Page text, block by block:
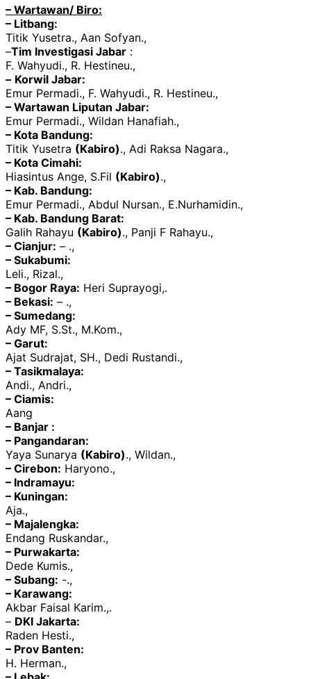
– Wartawan/ Biro:
– Litbang:
Titik Yusetra., Aan Sofyan.,
–Tim Investigasi Jabar :
F. Wahyudi., R. Hestineu.,
– Korwil Jabar:
Emur Permadi., F. Wahyudi., R. Hestineu.,
– Wartawan Liputan Jabar:
Emur Permadi., Wildan Hanafiah.,
– Kota Bandung:
Titik Yusetra (Kabiro)., Adi Raksa Nagara.,
– Kota Cimahi:
Hiasintus Ange, S.Fil (Kabiro).,
– Kab. Bandung:
Emur Permadi., Abdul Nursan., E.Nurhamidin.,
– Kab. Bandung Barat:
Galih Rahayu (Kabiro)., Panji F Rahayu.,
– Cianjur: – .,
– Sukabumi:
Leli., Rizal.,
– Bogor Raya: Heri Suprayogi,.
– Bekasi: – .,
– Sumedang:
Ady MF, S.St., M.Kom.,
– Garut:
Ajat Sudrajat, SH., Dedi Rustandi.,
– Tasikmalaya:
Andi., Andri.,
– Ciamis:
Aang
– Banjar :
– Pangandaran:
Yaya Sunarya (Kabiro)., Wildan.,
– Cirebon: Haryono.,
– Indramayu:
– Kuningan:
Aja.,
– Majalengka:
Endang Ruskandar.,
– Purwakarta:
Dede Kumis.,
– Subang: -.,
– Karawang:
Akbar Faisal Karim.,.
– DKI Jakarta:
Raden Hesti.,
– Prov Banten:
H. Herman.,